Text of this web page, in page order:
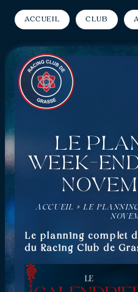
Accueil Club
Le
week-
ACCUEIL »LE
Le planning complet
du Racing Club de